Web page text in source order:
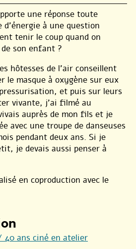
une réponse toute
à une question
tenir le coup quand on
son enfant ?
hôtesses de l’air conseillent
le masque à oxygène sur eux
et puis sur leurs
vivante, j’ai filmé au
auprès de mon fils et je
avec une troupe de danseuses
pendant deux ans. Si je
je devais aussi penser à
en coproduction avec le
40 ans ciné en atelier